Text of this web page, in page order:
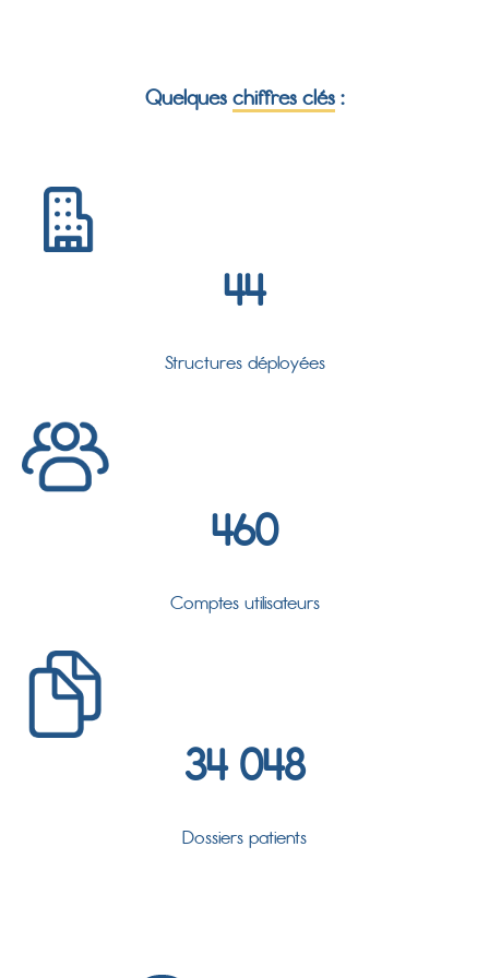
Quelques chiffres clés :
Structures déployées
44
Comptes utilisateurs
460
Dossiers patients
34 048